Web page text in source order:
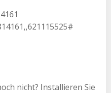
nicht? Installieren Sie